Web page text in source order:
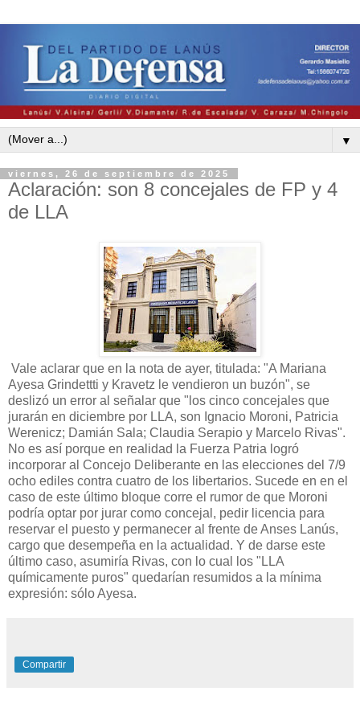
▼
viernes, 26 de septiembre de 2025
Aclaración: son 8 concejales de FP y 4
de LLA
Vale aclarar que en la nota de ayer, titulada: "A Mariana
Ayesa Grindettti y Kravetz le vendieron un buzón", se
deslizó un error al señalar que " los cinco concejales que
jurarán en diciembre por LLA, son Ignacio Moroni, Patricia
Werenicz; Damián Sala; Claudia Serapio y Marcelo Rivas".
No es así porque en realidad la Fuerza Patria logró
incorporar al Concejo Deliberante en las elecciones del 7/9
ocho ediles contra cuatro de los libertarios. Sucede en en el
caso de este último bloque corre el rumor de que Moroni
podría optar por jurar como concejal, pedir licencia para
reservar el puesto y permanecer al frente de Anses Lanús,
cargo que desempeña en la actualidad. Y de darse este
último caso, asumiría Rivas, con lo cual los "LLA
químicamente puros" quedarían resumidos a la mínima
expresión: sólo Ayesa.
Compartir